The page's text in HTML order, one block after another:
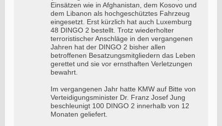
Einsätzen wie in Afghanistan, dem Kosovo und
dem Libanon als hochgeschütztes Fahrzeug
eingesetzt. Erst kürzlich hat auch Luxemburg
48 DINGO 2 bestellt. Trotz wiederholter
terroristischer Anschläge in den vergangenen
Jahren hat der DINGO 2 bisher allen
betroffenen Besatzungsmitgliedern das Leben
gerettet und sie vor ernsthaften Verletzungen
bewahrt.
Im vergangenen Jahr hatte KMW auf Bitte von
Verteidigungsminister Dr. Franz Josef Jung
beschleunigt 100 DINGO 2 innerhalb von 12
Monaten geliefert.